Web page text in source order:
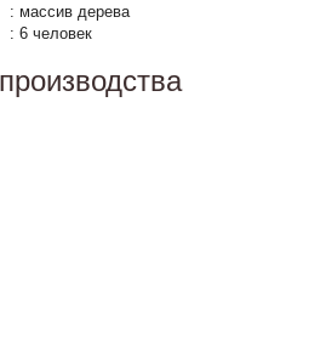
: массив дерева
: 6 человек